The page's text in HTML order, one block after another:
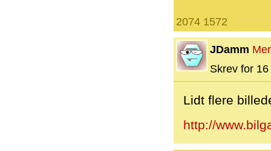
2074 1572
JDamm
Skrev for
Lidt flere
http://